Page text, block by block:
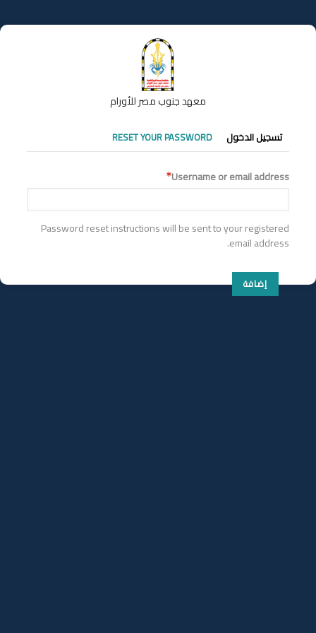
إلى
المحتوى
معهد جنوب مصر للأورام
التبويبات
الأساسية
تسجيل الدخول RESET YOUR PASSWORD
Username or email address
Password reset instructions will be sent to your registered
email address.